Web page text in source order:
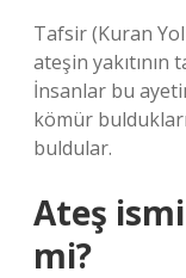
Tafsir (Kuran
ateşin yakıtının
İnsanlar bu
kömür
buldular.
Ateş ismi
mi?